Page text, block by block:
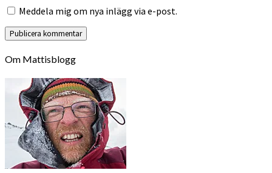
Meddela mig om nya inlägg via e-post.
Om Mattisblogg